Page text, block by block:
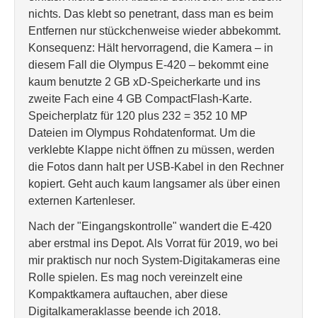
nichts. Das klebt so penetrant, dass man es beim
Entfernen nur stückchenweise wieder abbekommt.
Konsequenz: Hält hervorragend, die Kamera – in
diesem Fall die Olympus E-420 – bekommt eine
kaum benutzte 2 GB xD-Speicherkarte und ins
zweite Fach eine 4 GB CompactFlash-Karte.
Speicherplatz für 120 plus 232 = 352 10 MP
Dateien im Olympus Rohdatenformat. Um die
verklebte Klappe nicht öffnen zu müssen, werden
die Fotos dann halt per USB-Kabel in den Rechner
kopiert. Geht auch kaum langsamer als über einen
externen Kartenleser.
Nach der "Eingangskontrolle" wandert die E-420
aber erstmal ins Depot. Als Vorrat für 2019, wo bei
mir praktisch nur noch System-Digitakameras eine
Rolle spielen. Es mag noch vereinzelt eine
Kompaktkamera auftauchen, aber diese
Digitalkameraklasse beende ich 2018.